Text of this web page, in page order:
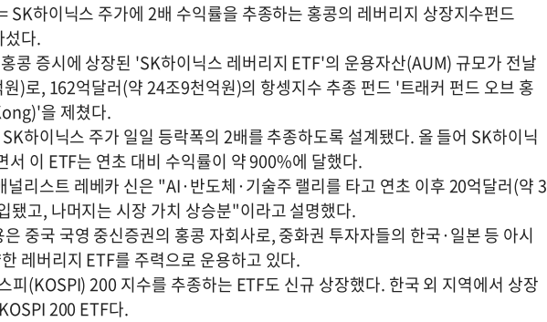
SK하이닉스 주가에 2배 수익률을 추종하는 홍콩의 레버리지 상장지수펀드
섰다.
콩 증시에 상장된 'SK하이닉스 레버리지 ETF'의 운용자산(AUM) 규모가 전날
)로, 162억달러(약 24조9천억원)의 항셍지수 추종 펀드 '트래커 펀드 오브 홍
을 제쳤다.
하이닉스 주가 일일 등락폭의 2배를 추종하도록 설계됐다. 올 들어 SK하이닉
이 ETF는 연초 대비 수익률이 약 900%에 달했다.
널리스트 레베카 신은 "AI·반도체·기술주 랠리를 타고 연초 이후 20억달러(약 3
됐고, 나머지는 시장 가치 상승분"이라고 설명했다.
중국 국영 중신증권의 홍콩 자회사로, 중화권 투자자들의 한국·일본 등 아시
레버리지 ETF를 주력으로 운용하고 있다.
피(KOSPI) 200 지수를 추종하는 ETF도 신규 상장했다. 한국 외 지역에서 상장
200 ETF다.